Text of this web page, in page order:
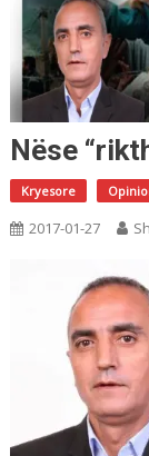
Nëse
Kryesore
2017-01-27